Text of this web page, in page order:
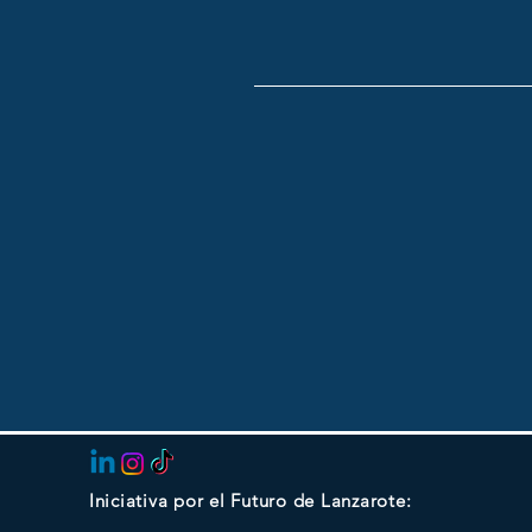
Iniciativa por el Futuro de Lanzarote: